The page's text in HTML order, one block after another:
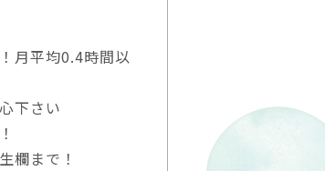
月平均0.4時間以
下さい
欄まで！